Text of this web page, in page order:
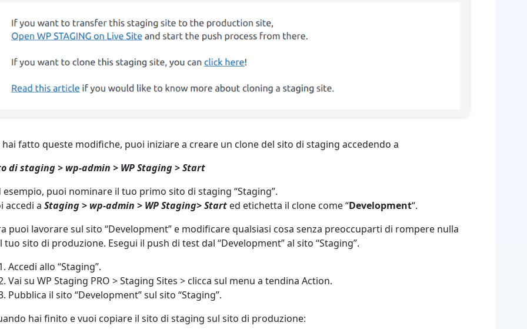
hai fatto queste modifiche, puoi iniziare a creare un clone del sito di staging accedendo a
di staging > wp-admin > WP Staging > Start
esempio, puoi nominare il tuo primo sito di staging “Staging”.
accedi aStaging > wp-admin > WP Staging> Start ed etichetta il clone come “Development“.
puoi lavorare sul sito “Development” e modificare qualsiasi cosa senza preoccuparti di rompere nulla
tuo sito di produzione. Esegui il push di test dal “Development” al sito “Staging”.
Accedi allo “Staging”.
Vai su WP Staging PRO > Staging Sites > clicca sul menu a tendina Action.
Pubblica il sito “Development” sul sito “Staging”.
hai finito e vuoi copiare il sito di staging sul sito di produzione: